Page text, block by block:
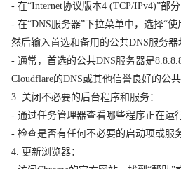
- 在“Internet协议版本4 (TCP/IPv4)”部分
- 在“DNS服务器”下拉菜单中，选择“使
然后输入首选和备用的公共DNS服务器
- 通常，首选的公共DNS服务器是
Cloudflare的DNS或其他信誉良好的公共
3. 关闭不必要的后台程序和服务：
- 通过任务管理器查看哪些程序正在运
- 检查是否有任何不必要的启动项或服
4. 更新浏览器：